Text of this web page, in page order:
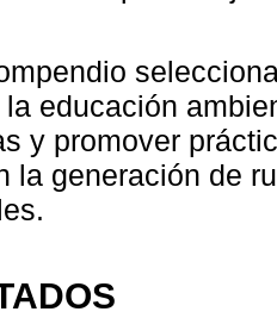
educación
y promover
la generación de